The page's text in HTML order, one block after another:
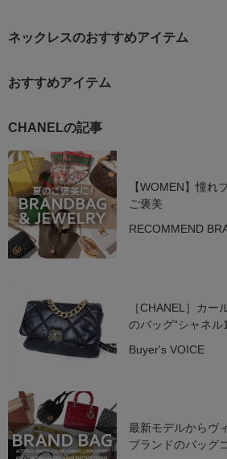
ネックレスのおすすめアイテム
おすすめアイテム
CHANELの記事
【WOMEN】憧れ
ご褒美
RECOMMEND
［CHANEL］カー
のバッグ“シャネル
Buyer's VOICE
最新モデルからヴ
ブランドのバッグ